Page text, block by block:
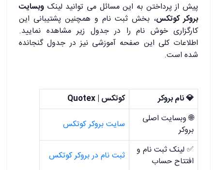
پیش از پرداختن به این مسائل می توانید لینک وبسایت
بروکر کوتکس، بخش ثبت نام و همچنین پشتیبانی این
کارگزاری خوش نام را در جدول زیر مشاهده نمایید.
اطلاعات کلی این صفحه آموزشی نیز در جدول گنجانده
شده است.
💎 نام بروکر
کوتکس | Quotex
🌐 وبسایت اصلی
بروکر
سایت بروکر کوتکس
✅ لینک ثبت نام و
افتتاح حساب
ثبت نام در بروکر کوتکس